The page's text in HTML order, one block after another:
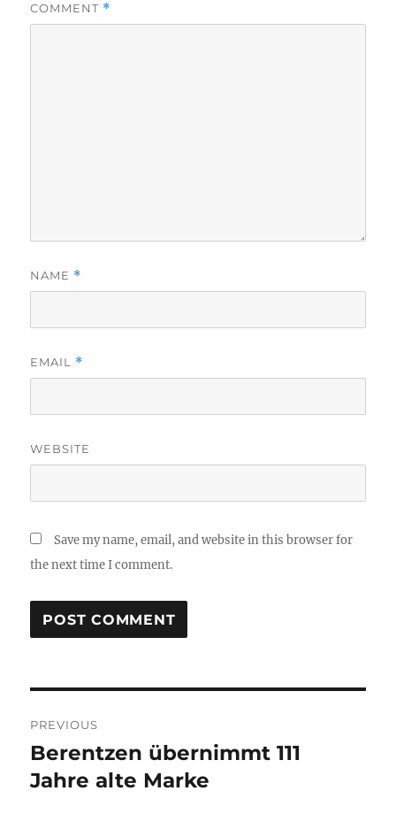
COMMENT *
NAME *
EMAIL *
WEBSITE
Save my name, email, and website in this browser for
the next time I comment.
navigation
PREVIOUS
Previous
post:
Berentzen übernimmt 111
Jahre alte Marke